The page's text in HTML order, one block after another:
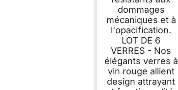
dommages
mécaniques et à
l'opacification.
LOT DE 6
VERRES - Nos
élégants verres à
vin rouge allient
design attrayant